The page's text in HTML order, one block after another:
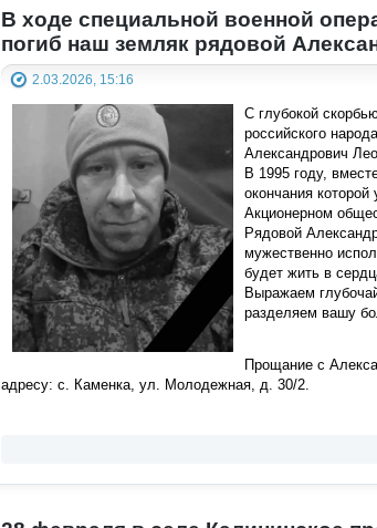
В ходе специальной военной
погиб наш земляк рядовой
2.03.2026, 15:16
С глубокой
российского
Александрович
В 1995 году,
окончания
Акционерном
Рядовой
мужественно
будет жить в
Выражаем
разделяем вашу
Прощание с
адресу: с. Каменка, ул. Молодежная, д. 30/2.